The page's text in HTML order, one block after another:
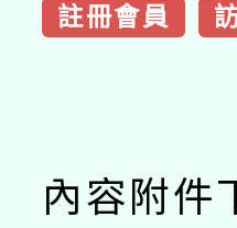
註冊會員
內容附件